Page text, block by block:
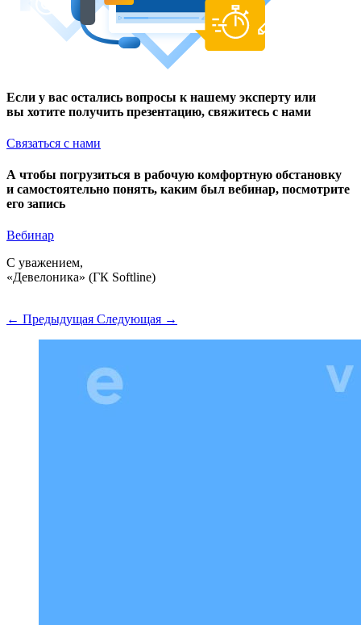
Если у вас остались вопросы к нашему эксперту или
вы хотите получить презентацию, свяжитесь с нами
Связаться с нами
А чтобы погрузиться в рабочую комфортную обстановку
и самостоятельно понять, каким был вебинар, посмотрите
его запись
Вебинар
С уважением,
«Девелоника» (ГК Softline)
← Предыдущая Следующая →